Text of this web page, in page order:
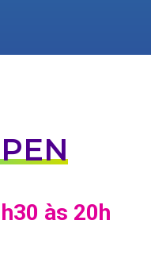
às 20h